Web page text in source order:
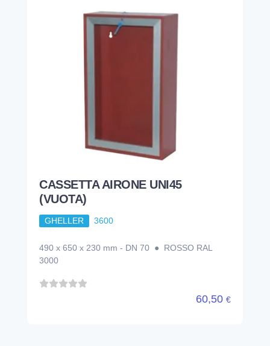
CASSETTA AIRONE UNI45
(VUOTA)
GHELLER 3600
490 x 650 x 230 mm - DN 70 ● ROSSO RAL
3000
60,50 €